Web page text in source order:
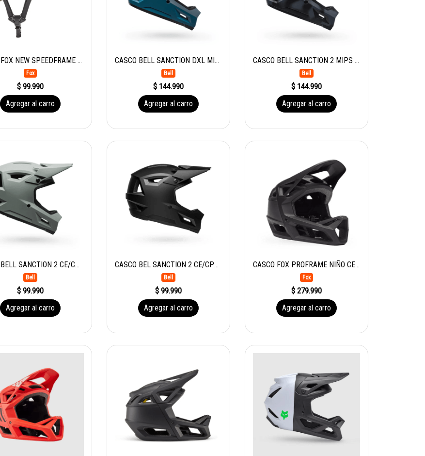
CASCO FOX NEW SPEEDFRAME MIL
Fox
$ 99.990
Agregar al carro
CASCO BELL SANCTION DXL MIPS BLIP TEAL
Bell
$ 144.990
Agregar al carro
CASCO BELL SANCTION 2 MIPS CAMO MATTE BLK
Bell
$ 144.990
Agregar al carro
CASCO BELL SANCTION 2 CE/CPSC MT STONE
Bell
$ 99.990
Agregar al carro
CASCO BEL SANCTION 2 CE/CPSC MT BLK
Bell
$ 99.990
Agregar al carro
CASCO FOX PROFRAME NIÑO CE MT BLK
Fox
$ 279.990
Agregar al carro